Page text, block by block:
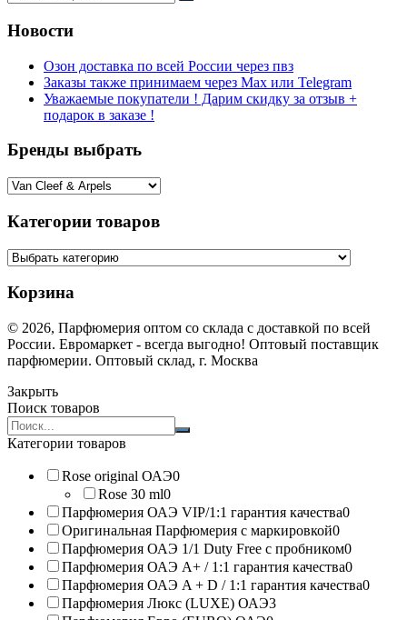
Новости
Озон доставка по всей России через пвз
Заказы также принимаем через Max или Telegram
Уважаемые покупатели ! Дарим скидку за отзыв +
подарок в заказе !
Бренды выбрать
Категории товаров
Корзина
© 2026, Парфюмерия оптом со склада с доставкой по всей
России. Евромаркет - всегда выгодно! Оптовый поставщик
парфюмерии. Оптовый склад, г. Москва
Закрыть
Поиск товаров
Search
products:
Категории товаров
Rose original ОАЭ0
Rose 30 ml0
Парфюмерия ОАЭ VIP/1:1 гарантия качества0
Оригинальная Парфюмерия с маркировкой0
Парфюмерия ОАЭ 1/1 Duty Free с пробником0
Парфюмерия ОАЭ A+ / 1:1 гарантия качества0
Парфюмерия ОАЭ A + D / 1:1 гарантия качества0
Парфюмерия Люкс (LUXE) ОАЭ3